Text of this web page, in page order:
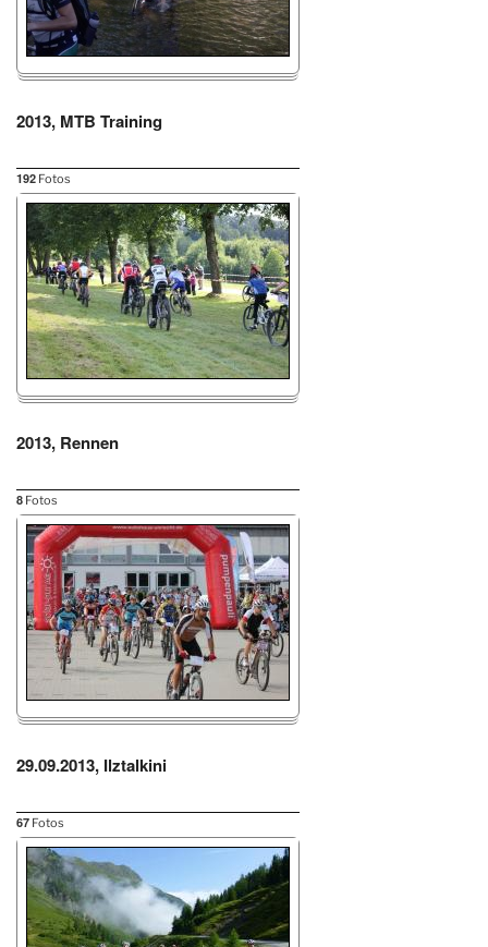
2013, MTB Training
192 Fotos
2013, Rennen
8 Fotos
29.09.2013, Ilztalkini
67 Fotos